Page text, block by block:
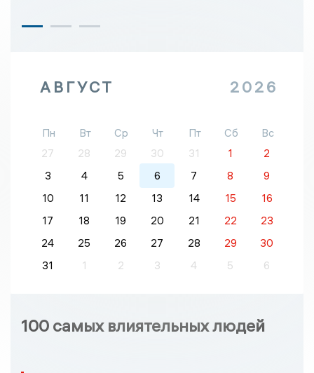
АВГУСТ 2026
Пн Вт Ср Чт Пт Сб
Вс
27
28 29 30 31 1
2
3
4 5 6 7 8
9
10
11 12 13 14 15
16
17
18 19 20 21 22
23
24
25 26 27 28 29
30
31
1 2 3 4 5 6
100 самых влиятельных людей